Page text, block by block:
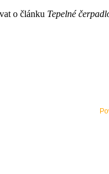
o článku Tepelné